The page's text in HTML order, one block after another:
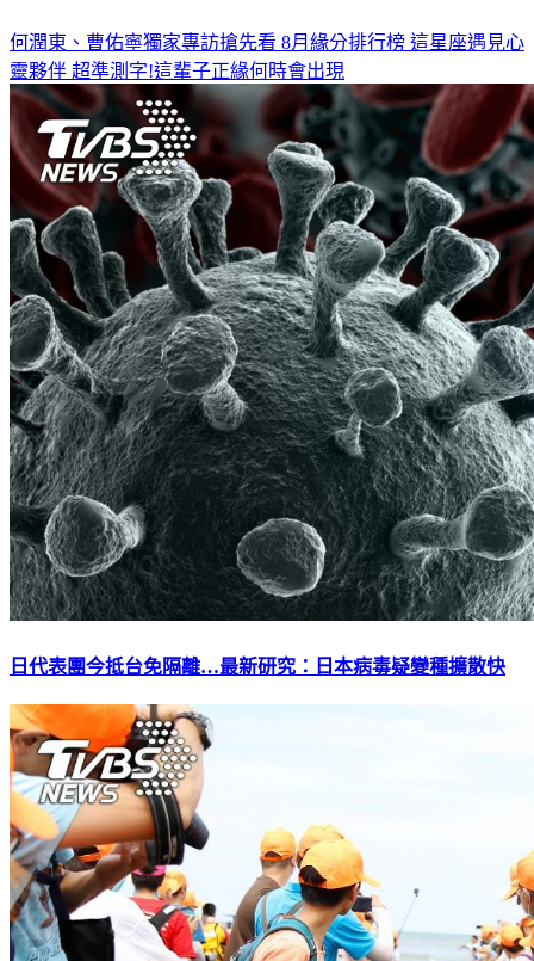
何潤東、曹佑寧獨家專訪搶先看 8月緣分排行榜 這星座遇見心
靈夥伴 超準測字!這輩子正緣何時會出現
日代表團今抵台免隔離…最新研究：日本病毒疑變種擴散快